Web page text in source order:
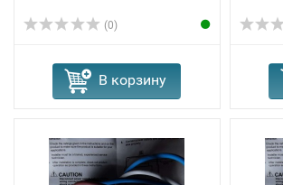
(0)
В корзину